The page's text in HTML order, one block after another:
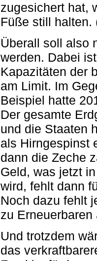
zugesichert hat,
Füße still halten.
Überall soll also
werden. Dabei
Kapazitäten der
am Limit. Im
Beispiel hatte
Der gesamte
und die Staaten
als Hirngespinst
dann die Zeche
Geld, was jetzt
wird, fehlt dann
Noch dazu fehlt
zu
Und trotzdem
das